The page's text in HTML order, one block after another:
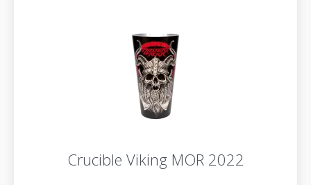
Crucible Viking MOR 2022